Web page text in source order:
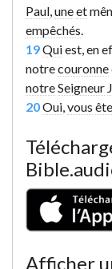
Paul uneet
empêchés
19Quiest, en
notrecouronne
notreSeigneur
20Oui vous
Afficher